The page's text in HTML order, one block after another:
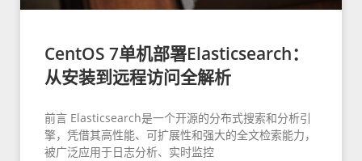
CentOS 7单机部署Elasticsearch：
从安装到远程访问全解析
前言 Elasticsearch是一个开源的分布式搜索和分析引
擎，凭借其高性能、可扩展性和强大的全文检索能力，
被广泛应用于日志分析、实时监控